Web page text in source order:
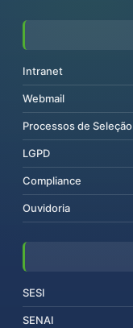
Intranet
Webmail
Processos de Seleção
LGPD
Compliance
Ouvidoria
SESI
SENAI